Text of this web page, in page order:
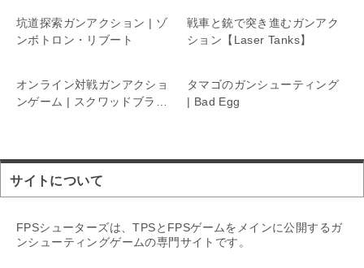
坑道探索ガンアクション | ゾ
ンボトロン・リブート
戦車と銃で突き進むガンアク
ション【Laser Tanks】
オンライン対戦ガンアクショ
ンゲーム | スクワッドブラス
タマゴのガンシューティング
| Bad Egg
サイトについて
FPSシューターズは、TPSとFPSゲームをメインに公開するガ
ンシューティングゲームの専門サイトです。